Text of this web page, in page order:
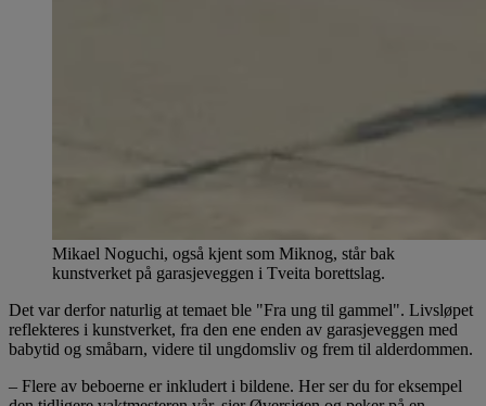
Mikael Noguchi, også kjent som Miknog, står bak
kunstverket på garasjeveggen i Tveita borettslag.
Det var derfor naturlig at temaet ble "Fra ung til gammel". Livsløpet
reflekteres i kunstverket, fra den ene enden av garasjeveggen med
babytid og småbarn, videre til ungdomsliv og frem til alderdommen.
– Flere av beboerne er inkludert i bildene. Her ser du for eksempel